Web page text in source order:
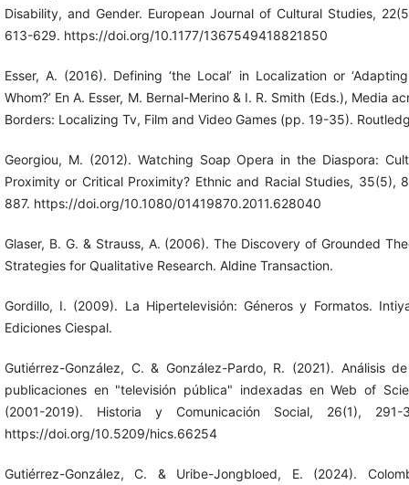
Disability, and Gender. European Journal of Cultural Studies,
613-629. https://doi.org/10.1177/1367549418821850
Esser, A. (2016). Defining ‘the Local’ in Localization or
Whom?’ En A. Esser, M. Bernal-Merino & I. R. Smith (Eds.), Media
Borders: Localizing Tv, Film and Video Games (pp. 19-35).
Georgiou, M. (2012). Watching Soap Opera in the Diaspora:
Proximity or Critical Proximity? Ethnic and Racial Studies, 35(5),
887. https://doi.org/10.1080/01419870.2011.628040
Glaser, B. G. & Strauss, A. (2006). The Discovery of Grounded
Strategies for Qualitative Research. Aldine Transaction.
Gordillo, I. (2009). La Hipertelevisión: Géneros y Formatos.
Ediciones Ciespal.
Gutiérrez-González, C. & González-Pardo, R. (2021). Análisis
publicaciones en "televisión pública" indexadas en Web of
(2001-2019). Historia y Comunicación Social, 26(1), 291-
https://doi.org/10.5209/hics.66254
Gutiérrez-González, C. & Uribe-Jongbloed, E. (2024).